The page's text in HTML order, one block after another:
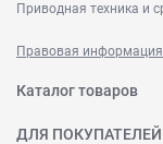
Приводная техника и
Правовая информация
Каталог товаров
ДЛЯ ПОКУПАТЕЛЕЙ